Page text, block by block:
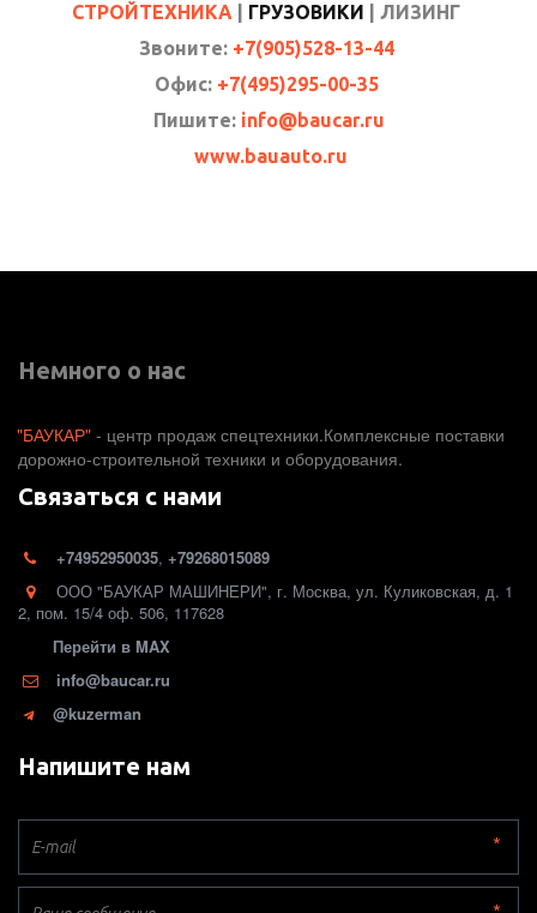
СТРОЙТЕХНИКА ГРУЗОВИКИ | ЛИЗИНГ
Звоните: +7(905)528-13-44
Офис: +7(495)295-00-35
Пишите: info@baucar.ru
www.bauauto.ru
Немного о нас
"БАУКАР" - центр продаж спецтехники.Комплексные поставки
дорожно-строительной техники и оборудования.
Связаться с нами
+74952950035, +79268015089
ООО "БАУКАР МАШИНЕРИ", г. Москва, ул. Куликовская, д. 1
2, пом. 15/4 оф. 506, 117628
Перейти в MAX
info@baucar.ru
@kuzerman
Напишите нам
*